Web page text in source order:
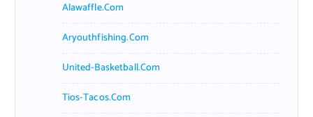
Alawaffle.com
Aryouthfishing.com
United-Basketball.com
Tios-Tacos.com